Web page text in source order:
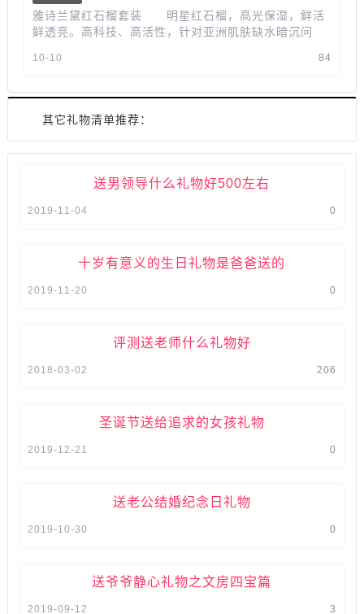
雅诗兰黛红石榴套装 明星红石榴，高光保湿，鲜活
鲜透亮。高科技、高活性，针对亚洲肌肤缺水暗沉问
84
10-10
其它礼物清单推荐：
送男领导什么礼物好500左右
0
2019-11-04
十岁有意义的生日礼物是爸爸送的
0
2019-11-20
评测送老师什么礼物好
206
2018-03-02
圣诞节送给追求的女孩礼物
0
2019-12-21
送老公结婚纪念日礼物
0
2019-10-30
送爷爷静心礼物之文房四宝篇
3
2019-09-12